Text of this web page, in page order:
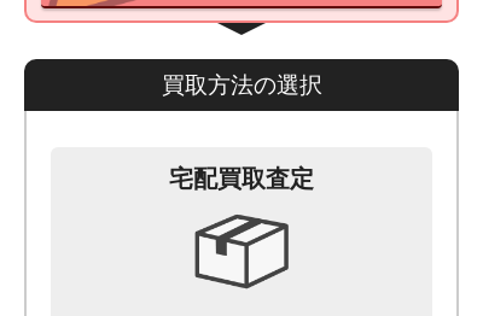
買取方法の選択
宅配買取査定